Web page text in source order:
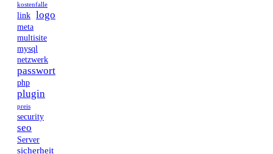
kostenfalle
link logo
meta
multisite
mysql
netzwerk
passwort
php
plugin
preis
security
seo
Server
sicherheit